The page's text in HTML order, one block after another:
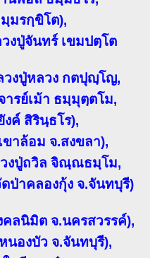
มรกฺขิโต),
ปู่จันทร์ เขมปตฺโต
วงปู่หลวง กตปุญฺโญ,
ารย์เม้า ธมฺมุตฺตโม,
ค์ สิรินฺธโร),
าล้อม จ.สงขลา),
งปู่ถวิล จิณฺณธมฺโม,
ป่าคลองกุ้ง จ.จันทบุรี)
ลนิมิต จ.นครสวรรค์),
นองบัว จ.จันทบุรี),